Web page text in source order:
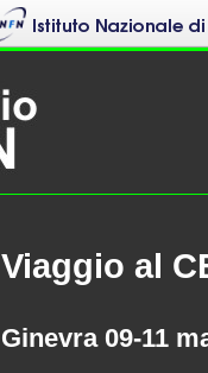
Viaggio al
Ginevra 09-11